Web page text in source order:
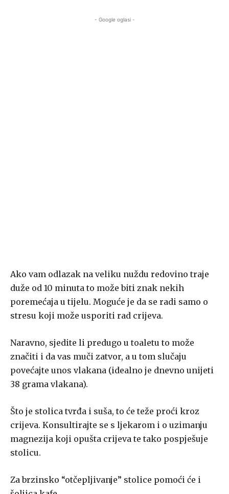
- Google oglasi -
Ako vam odlazak na veliku nuždu redovino traje
duže od 10 minuta to može biti znak nekih
poremećaja u tijelu. Moguće je da se radi samo o
stresu koji može usporiti rad crijeva.
Naravno, sjedite li predugo u toaletu to može
značiti i da vas muči zatvor, a u tom slučaju
povećajte unos vlakana (idealno je dnevno unijeti
38 grama vlakana).
Što je stolica tvrđa i suša, to će teže proći kroz
crijeva. Konsultirajte se s ljekarom i o uzimanju
magnezija koji opušta crijeva te tako pospješuje
stolicu.
Za brzinsko “otčepljivanje” stolice pomoći će i